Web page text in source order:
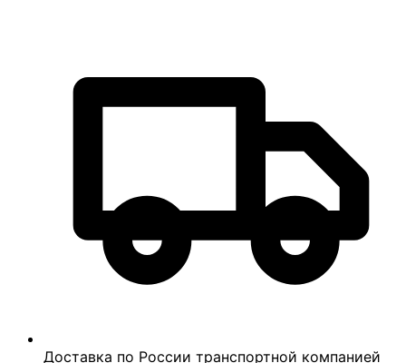
Доставка по России транспортной компанией